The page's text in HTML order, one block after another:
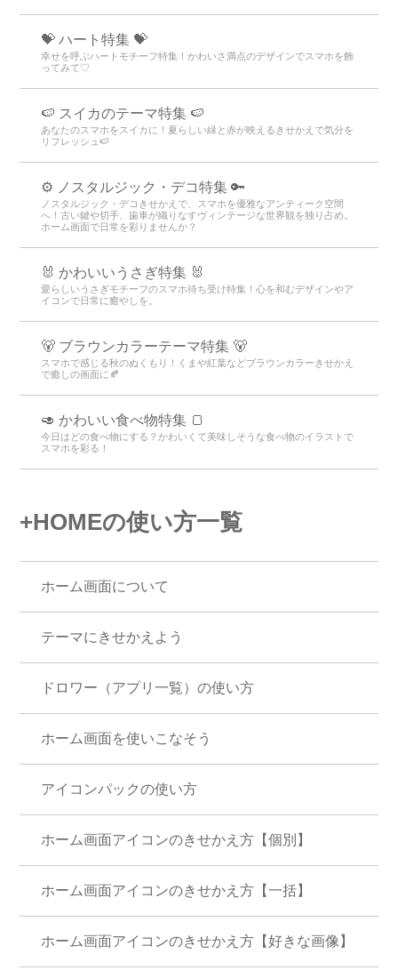
💝 ハート特集 💝
幸せを呼ぶハートモチーフ特集！かわいさ満点のデザインでスマホを飾
ってみて♡
🍉 スイカのテーマ特集 🍉
あなたのスマホをスイカに！夏らしい緑と赤が映えるきせかえで気分を
リフレッシュ🍉
⚙️ ノスタルジック・デコ特集 🔑
ノスタルジック・デコきせかえで、スマホを優雅なアンティーク空間
へ！古い鍵や切手、歯車が織りなすヴィンテージな世界観を独り占め。
ホーム画面で日常を彩りませんか？
🐰 かわいいうさぎ特集 🐰
愛らしいうさぎモチーフのスマホ待ち受け特集！心を和むデザインやア
イコンで日常に癒やしを。
🐻 ブラウンカラーテーマ特集 🐻
スマホで感じる秋のぬくもり！くまや紅葉などブラウンカラーきせかえ
で癒しの画面に🍂
🥑 かわいい食べ物特集 🍞
今日はどの食べ物にする？かわいくて美味しそうな食べ物のイラストで
スマホを彩る！
+HOMEの使い方一覧
ホーム画面について
テーマにきせかえよう
ドロワー（アプリ一覧）の使い方
ホーム画面を使いこなそう
アイコンパックの使い方
ホーム画面アイコンのきせかえ方【個別】
ホーム画面アイコンのきせかえ方【一括】
ホーム画面アイコンのきせかえ方【好きな画像】